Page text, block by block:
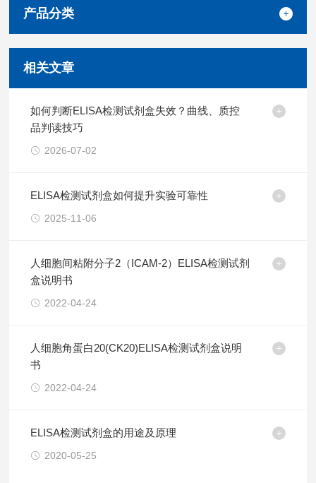
产品分类
相关文章
如何判断ELISA检测试剂盒失效？曲线、质控
品判读技巧
2026-07-02
ELISA检测试剂盒如何提升实验可靠性
2025-11-06
人细胞间粘附分子2（ICAM-2）ELISA检测试剂
盒说明书
2022-04-24
人细胞角蛋白20(CK20)ELISA检测试剂盒说明
书
2022-04-24
ELISA检测试剂盒的用途及原理
2020-05-25